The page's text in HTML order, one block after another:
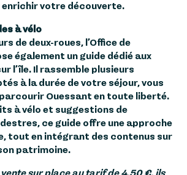
votre découverte.
à vélo
de deux-roues, l’Office de
également un guide dédié aux
l’île. Il rassemble plusieurs
à la durée de votre séjour, vous
Ouessant en toute liberté.
à vélo et suggestions de
ce guide offre une approche
tout en intégrant des contenus sur
patrimoine.
sur place au tarif de 4,50 €, ils